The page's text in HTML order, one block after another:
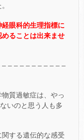
眼科的生理指標に
ることは出来ませ
– – – – – – – – – –
質過敏症は、やっ
いのと思う人も多
する遺伝的な感受